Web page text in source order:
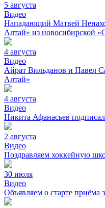
5 августа
Видео
Нападающий Матвей
Алтай» из новосибирской
4 августа
Видео
Айрат Вильданов и Павел
Алтай»
4 августа
Видео
Никита Афанасьев
2 августа
Видео
Поздравляем хоккейную
30 июля
Видео
Объявляем о старте приёма